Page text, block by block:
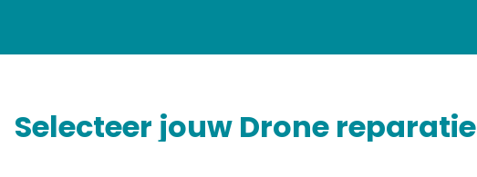
Selecteer jouw Drone reparatie